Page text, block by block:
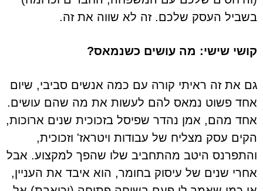
בשביל העסק שלכם. זה לא שווה את זה.
קושי שישי: מה עושים כשנמאס?
גם את זה ראיתי קורה עם כמה אנשים סביבי, שיום
אחד פשוט נמאס להם לעשות את מה שהם עושים.
אחד מהם, אמן נהדר שפיסל בזכוכית שנים ארוכות,
הקים עסק מצליח של עבודות ויטראז' וזכוכית,
והתפרנס היטב מהתחביב שלו שהפך למקצוע. אבל
אחרי שנים של עיסוק בחומר, הוא איבד את העניין,